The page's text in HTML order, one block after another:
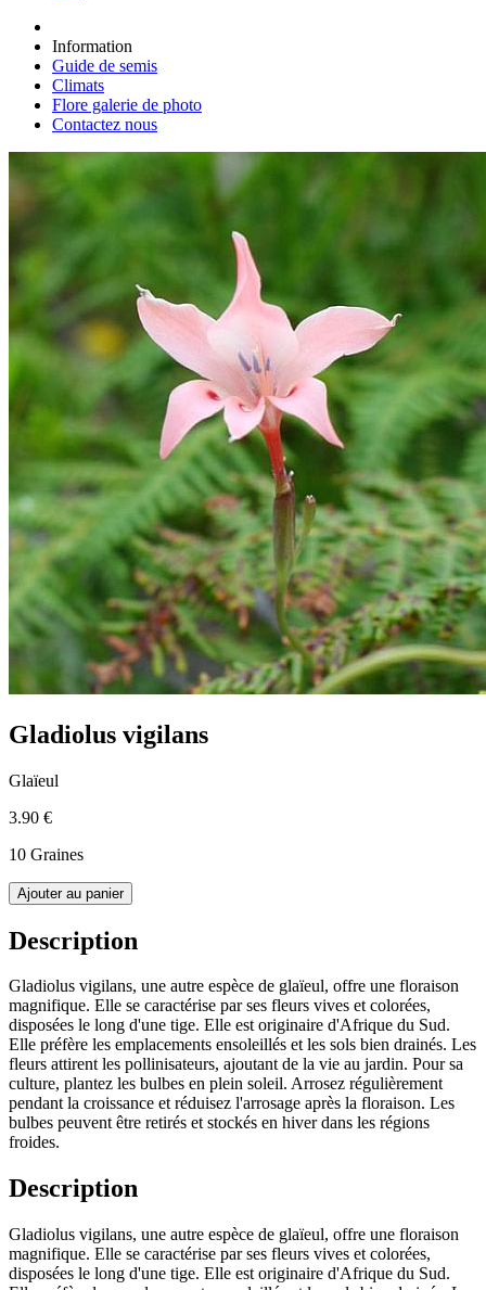
Information
Guide de semis
Climats
Flore galerie de photo
Contactez nous
Gladiolus vigilans
Glaïeul
3.90 €
10 Graines
Ajouter au panier
Description
Gladiolus vigilans, une autre espèce de glaïeul, offre une floraison
magnifique. Elle se caractérise par ses fleurs vives et colorées,
disposées le long d'une tige. Elle est originaire d'Afrique du Sud.
Elle préfère les emplacements ensoleillés et les sols bien drainés. Les
fleurs attirent les pollinisateurs, ajoutant de la vie au jardin. Pour sa
culture, plantez les bulbes en plein soleil. Arrosez régulièrement
pendant la croissance et réduisez l'arrosage après la floraison. Les
bulbes peuvent être retirés et stockés en hiver dans les régions
froides.
Description
Gladiolus vigilans, une autre espèce de glaïeul, offre une floraison
magnifique. Elle se caractérise par ses fleurs vives et colorées,
disposées le long d'une tige. Elle est originaire d'Afrique du Sud.